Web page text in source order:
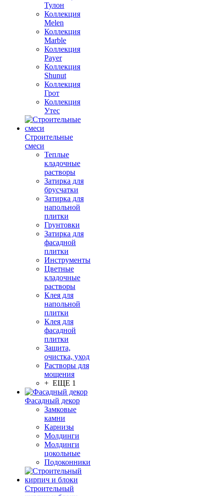
Тулон
Коллекция
Melen
Коллекция
Marble
Коллекция
Payer
Коллекция
Shunut
Коллекция
Грот
Коллекция
Утес
Строительные
смеси
Теплые
кладочные
растворы
Затирка для
брусчатки
Затирка для
напольной
плитки
Грунтовки
Затирка для
фасадной
плитки
Инструменты
Цветные
кладочные
растворы
Клея для
напольной
плитки
Клея для
фасадной
плитки
Защита,
очистка, уход
Растворы для
мощения
+ ЕЩЕ 1
Фасадный декор
Замковые
камни
Карнизы
Молдинги
Молдинги
цокольные
Подоконники
Строительный